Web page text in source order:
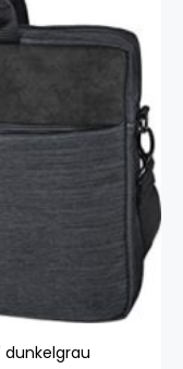
dunkelgrau